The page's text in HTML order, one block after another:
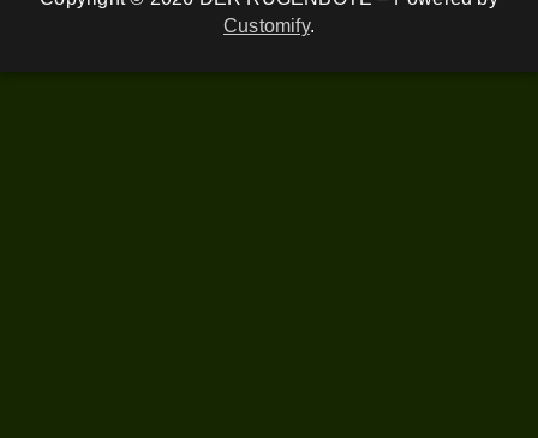
Customify.